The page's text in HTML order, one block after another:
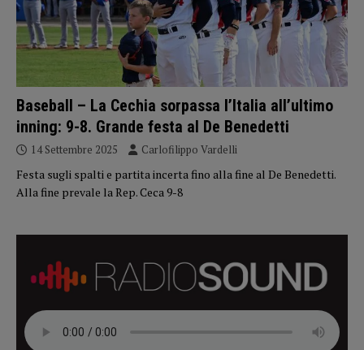
Baseball – La Cechia sorpassa l’Italia all’ultimo
inning: 9-8. Grande festa al De Benedetti
14 Settembre 2025 Carlofilippo Vardelli
Festa sugli spalti e partita incerta fino alla fine al De Benedetti.
Alla fine prevale la Rep. Ceca 9-8